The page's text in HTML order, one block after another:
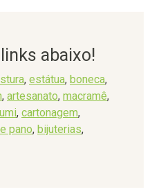
abaixo!
, estátua, boneca,
, artesanato, macramê,
, cartonagem,
pano, bijuterias,